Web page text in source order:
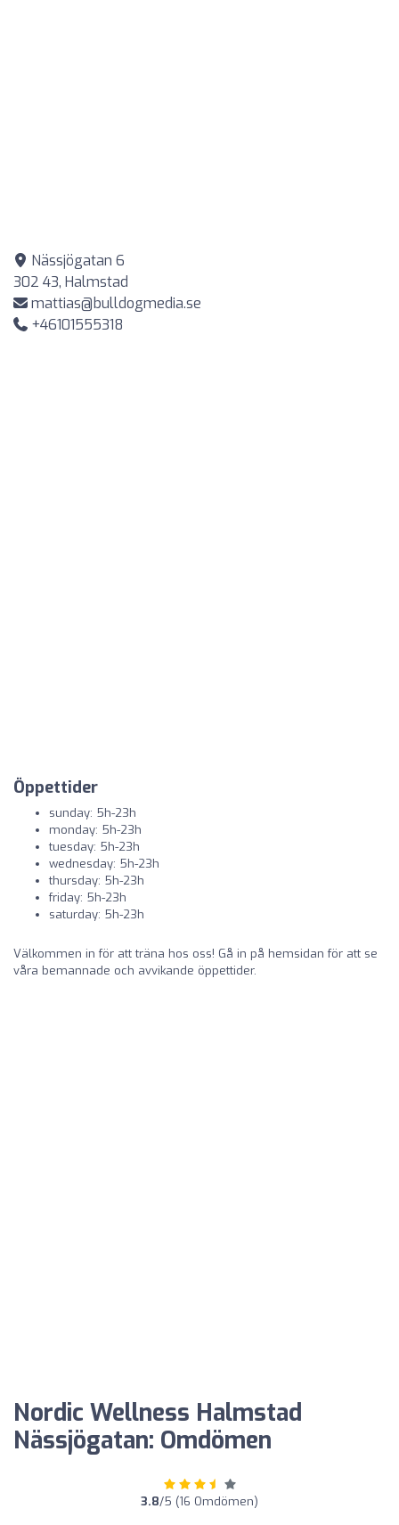
Nässjögatan 6
302 43, Halmstad
mattias@bulldogmedia.se
+46101555318
Öppettider
sunday: 5h-23h
monday: 5h-23h
tuesday: 5h-23h
wednesday: 5h-23h
thursday: 5h-23h
friday: 5h-23h
saturday: 5h-23h
Välkommen in för att träna hos oss! Gå in på hemsidan för att se
våra bemannade och avvikande öppettider.
Nordic Wellness Halmstad
Nässjögatan: Omdömen
3.8/5 (16 Omdömen)